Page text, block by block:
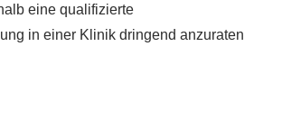
eine qualifizierte
in einer Klinik dringend anzuraten